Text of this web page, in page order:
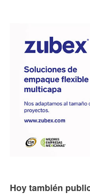
Hoy también